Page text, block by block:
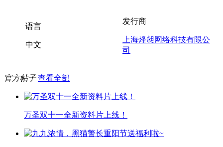
语言
中文
发行商
上海烽昶网络科技有限公
司
官方帖子 查看全部
万圣双十一全新资料片上线！